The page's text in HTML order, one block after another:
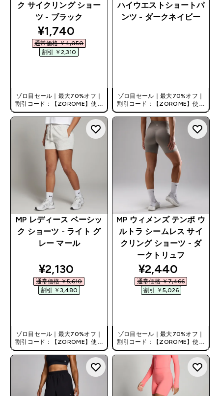
ク サイクリング ショー
ツ - ブラック
discounted price
¥1,740‎
通常価格 ￥4,050‎
割引 ￥2,310‎
ゾロ目セール｜最大70%オフ｜
割引コード：【ZOROME】使用
で追加10%オフ！
ハイウエストショートパ
ンツ - ダークネイビー
ゾロ目セール｜最大70%オフ｜
割引コード：【ZOROME】使用
で追加10%オフ！
MP レディース ベーシッ
ク ショーツ - ライト グ
レー マール
discounted price
¥2,130‎
通常価格 ￥5,610‎
割引 ￥3,480‎
ゾロ目セール｜最大70%オフ｜
割引コード：【ZOROME】使用
で追加10%オフ！
MP ウィメンズ テンポ ウ
ルトラ シームレス サイ
クリング ショーツ - ダ
ークトリュフ
discounted
¥2,440‎
通常価格 ￥7,466‎
割引 ￥5,026‎
ゾロ目セール｜最大70%オフ｜
割引コード：【ZOROME】使用
で追加10%オフ！